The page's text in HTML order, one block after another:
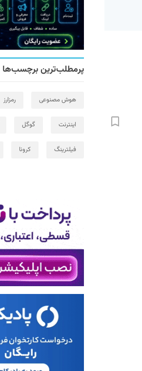
پرمطلب‌ترین برچسب‌ها
هوش مصنوعی رمزارز
اینترنت گوگل
فیلترینگ کرونا